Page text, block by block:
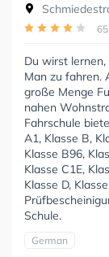
Du wirst
Man zu fahren.
große Menge
nahen
Fahrschule
A1, Klasse B,
Klasse B96,
Klasse C1E,
Klasse D,
Schule.
German